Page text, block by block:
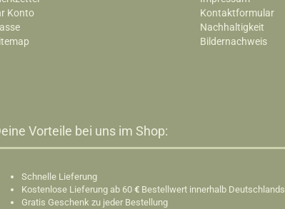
Konto
Kontaktformular
Nachhaltigkeit
Bildernachweis
Vorteile bei uns im Shop:​
Schnelle Lieferung
Kostenlose Lieferung ab 60 € Bestellwert innerhalb Deutschlands
Gratis Geschenk zu jeder Bestellung